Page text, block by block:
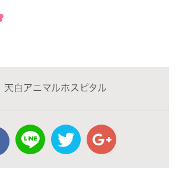
天白アニマルホスピタル